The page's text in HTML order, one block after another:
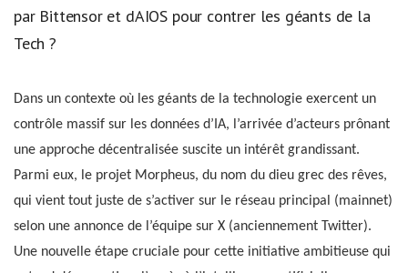
par Bittensor et dAIOS pour contrer les géants de la
Tech ?
Dans un contexte où les géants de la technologie exercent un
contrôle massif sur les données d’IA, l’arrivée d’acteurs prônant
une approche décentralisée suscite un intérêt grandissant.
Parmi eux, le projet Morpheus, du nom du dieu grec des rêves,
qui vient tout juste de s’activer sur le réseau principal (mainnet)
selon une annonce de l’équipe sur X (anciennement Twitter).
Une nouvelle étape cruciale pour cette initiative ambitieuse qui